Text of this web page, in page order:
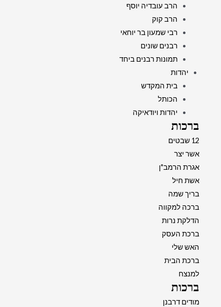
הרב עובדיה יוסף
הרב קוק
רבי שמעון בר יוחאי
רבנים שונים
תמונות רבנים ביחד
יהדות
בית המקדש
הכותל
יהדות ויודאיקה
ברכות
12 שבטים
אשר יצר
אגרת הרמב"ן
אשת חיל
בריך שמה
ברכה למקווה
הדלקת נרות
ברכת העסק
האש שלי
ברכת הבית
למנצח
ברכות
מודים דרבנן